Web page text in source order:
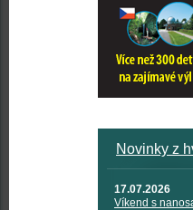
Novinky z
17.07.2026
Víkend s